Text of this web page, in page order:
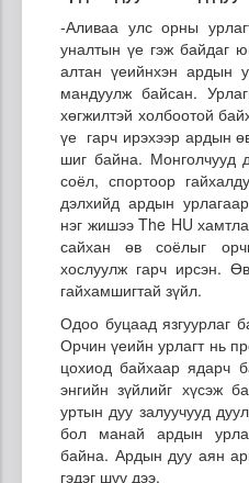
-Аливаа улс орны
уналтын үе гэж байдаг
алтан үеийнхэн ардын
мандуулж байсан.
хөгжилтэй холбоотой
үе гарч ирэхээр ардын
шиг байна. Монголчууд
соёл, спортоор
дэлхийд ардын
нэг жишээ The HU
сайхан өв соёлыг
хослуулж гарч ирсэн.
гайхамшигтай зүйл.
Одоо буцаад язгуурлаг
Орчин үеийн урлагт нь
цохиод байхаар ядарч
энгийн зүйлийг хүсэж
уртын дуу залуучууд
бол манай ардын
байна. Ардын дуу аян
гэдэг шүү дээ.